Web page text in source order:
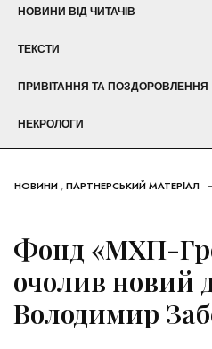
НОВИНИ ВІД ЧИТАЧІВ
ТЕКСТИ
ПРИВІТАННЯ ТА ПОЗДОРОВЛЕННЯ
НЕКРОЛОГИ
НОВИНИ ,ПАРТНЕРСЬКИЙ МАТЕРІАЛ
Фонд «МХП-
очолив новий
Володимир